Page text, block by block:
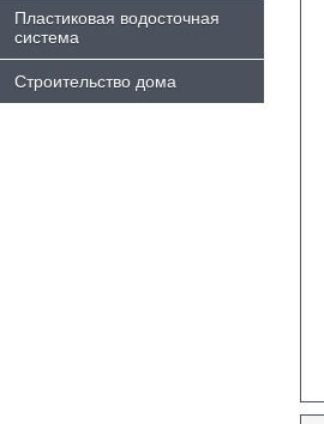
Пластиковая водосточная
система
Строительство дома